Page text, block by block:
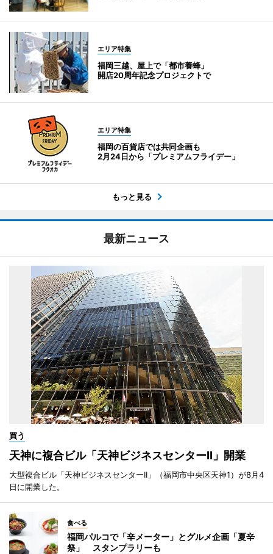
エリア特集
福岡三越、屋上で「都市養蜂」
開店20周年記念プロジェクトで
エリア特集
福岡の百貨店では共同企画も
2月24日から「プレミアムフライデー」
もっと見る
最新ニュース
買う
天神に複合ビル「天神ビジネスセンターII」開業
大型複合ビル「天神ビジネスセンターII」（福岡市中央区天神1）が8月4
日に開業した。
食べる
福岡パルコで「辛メーター」とグルメ企画「夏辛
祭」 スタンプラリーも